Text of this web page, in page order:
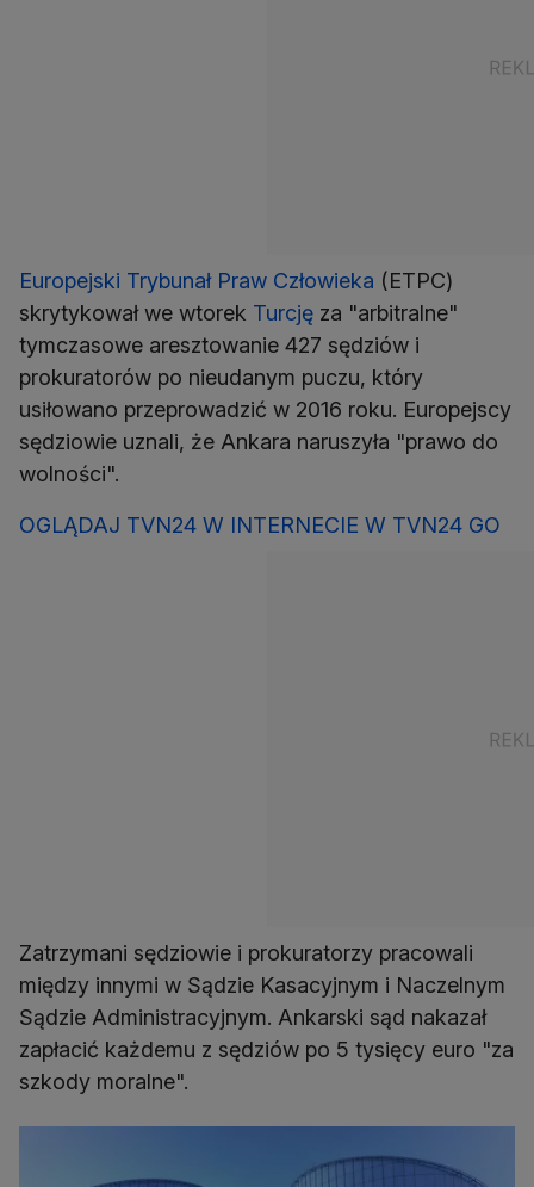
Europejski Trybunał Praw Człowieka (ETPC)
skrytykował we wtorek Turcję za "arbitralne"
tymczasowe aresztowanie 427 sędziów i
prokuratorów po nieudanym puczu, który
usiłowano przeprowadzić w 2016 roku. Europejscy
sędziowie uznali, że Ankara naruszyła "prawo do
wolności".
OGLĄDAJ TVN24 W INTERNECIE W TVN24 GO
Zatrzymani sędziowie i prokuratorzy pracowali
między innymi w Sądzie Kasacyjnym i Naczelnym
Sądzie Administracyjnym. Ankarski sąd nakazał
zapłacić każdemu z sędziów po 5 tysięcy euro "za
szkody moralne".